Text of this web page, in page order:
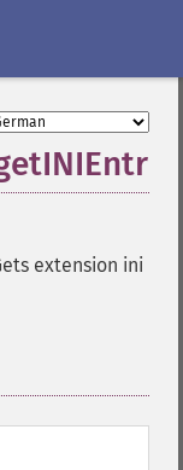
extension ini